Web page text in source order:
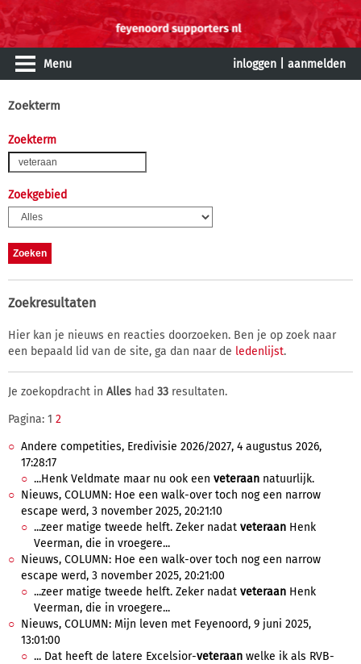
Menu inloggen aanmelden
Zoekterm
Zoekterm
Zoekgebied
Zoekresultaten
Hier kan je nieuws en reacties doorzoeken. Ben je op zoek naar
een bepaald lid van de site, ga dan naar de ledenlijst.
Je zoekopdracht in Alles had 33 resultaten.
Pagina: 1 2
Andere competities, Eredivisie 2026/2027, 4 augustus 2026,
17:28:17
...Henk Veldmate maar nu ook een veteraan natuurlijk.
Nieuws, COLUMN: Hoe een walk-over toch nog een narrow
escape werd, 3 november 2025, 20:21:10
...zeer matige tweede helft. Zeker nadat veteraan Henk
Veerman, die in vroegere...
Nieuws, COLUMN: Hoe een walk-over toch nog een narrow
escape werd, 3 november 2025, 20:21:00
...zeer matige tweede helft. Zeker nadat veteraan Henk
Veerman, die in vroegere...
Nieuws, COLUMN: Mijn leven met Feyenoord, 9 juni 2025,
13:01:00
... Dat heeft de latere Excelsior-veteraan welke ik als RVB-